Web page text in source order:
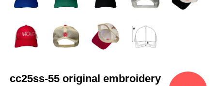
cc25ss-55 original embroidery